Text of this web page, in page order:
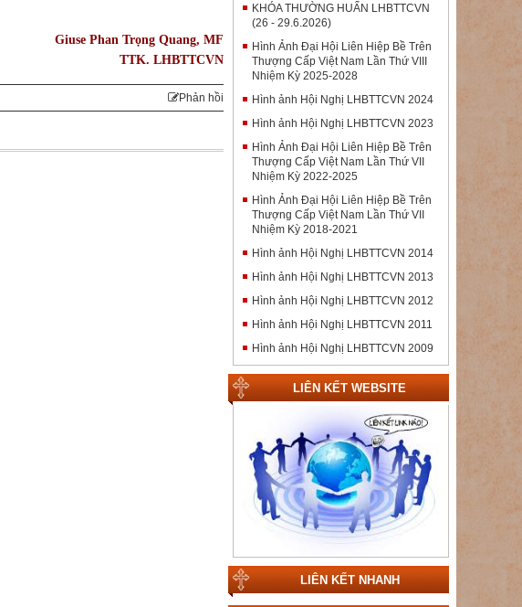
Giuse Phan Trọng Quang, MF
TTK. LHBTTCVN
Phản hồi
KHÓA THƯỜNG HUẤN LHBTTCVN
(26 - 29.6.2026)
Hình Ảnh Đại Hội Liên Hiệp Bề Trên
Thượng Cấp Việt Nam Lần Thứ VIII
Nhiệm Kỳ 2025-2028
Hình ảnh Hội Nghị LHBTTCVN 2024
Hình ảnh Hội Nghị LHBTTCVN 2023
Hình Ảnh Đại Hội Liên Hiệp Bề Trên
Thượng Cấp Việt Nam Lần Thứ VII
Nhiệm Kỳ 2022-2025
Hình Ảnh Đại Hội Liên Hiệp Bề Trên
Thượng Cấp Việt Nam Lần Thứ VII
Nhiệm Kỳ 2018-2021
Hình ảnh Hội Nghị LHBTTCVN 2014
Hình ảnh Hội Nghị LHBTTCVN 2013
Hình ảnh Hội Nghị LHBTTCVN 2012
Hình ảnh Hội Nghị LHBTTCVN 2011
Hình ảnh Hội Nghị LHBTTCVN 2009
LIÊN KẾT WEBSITE
LIÊN KẾT NHANH